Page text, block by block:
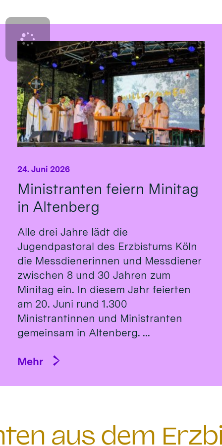
Ministranten feiern Minitag
in Altenberg
24. Juni 2026
Alle drei Jahre lädt die
Jugendpastoral des Erzbistums Köln
die Messdienerinnen und Messdiener
zwischen 8 und 30 Jahren zum
Minitag ein. In diesem Jahr feierten
am 20. Juni rund 1.300
Ministrantinnen und Ministranten
gemeinsam in Altenberg. ...
Mehr
aus dem